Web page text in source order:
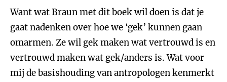
Want wat Braun met dit boek wil doen is dat je
gaat nadenken over hoe we ‘gek’ kunnen gaan
omarmen. Ze wil gek maken wat vertrouwd is en
vertrouwd maken wat gek/anders is. Wat voor
mij de basishouding van antropologen kenmerkt